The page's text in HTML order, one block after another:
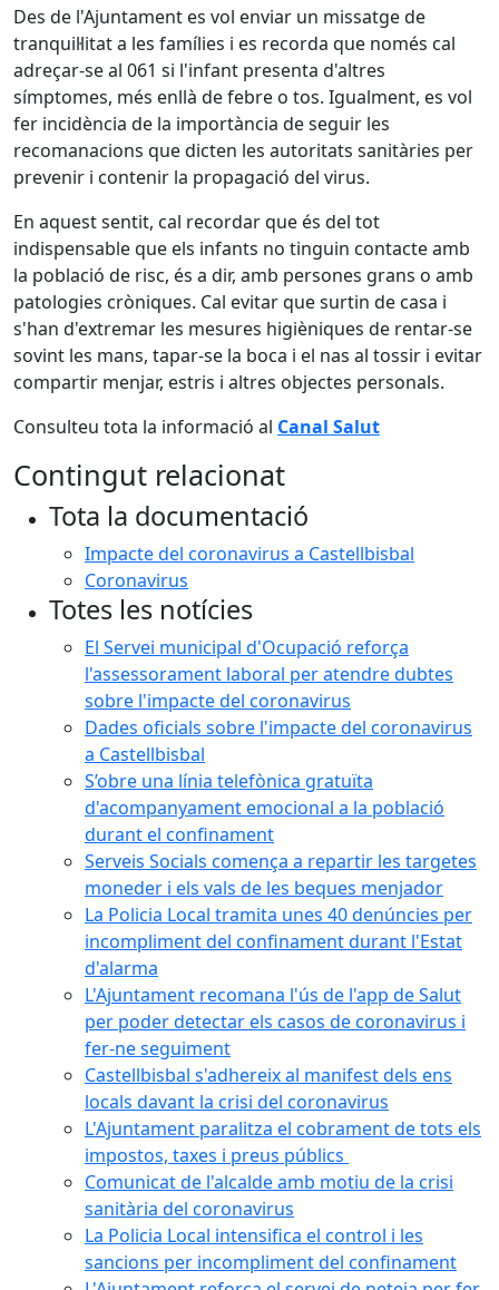
Des de l'Ajuntament es vol enviar un missatge de
tranquil·litat a les famílies i es recorda que només cal
adreçar-se al 061 si l'infant presenta d'altres
símptomes, més enllà de febre o tos. Igualment, es vol
fer incidència de la importància de seguir les
recomanacions que dicten les autoritats sanitàries per
prevenir i contenir la propagació del virus.
En aquest sentit, cal recordar que és del tot
indispensable que els infants no tinguin contacte amb
la població de risc, és a dir, amb persones grans o amb
patologies cròniques. Cal evitar que surtin de casa i
s'han d'extremar les mesures higièniques de rentar-se
sovint les mans, tapar-se la boca i el nas al tossir i evitar
compartir menjar, estris i altres objectes personals.
Consulteu tota la informació al Canal Salut
Contingut relacionat
Tota la documentació
Impacte del coronavirus a Castellbisbal
Coronavirus
Totes les notícies
El Servei municipal d'Ocupació reforça
l'assessorament laboral per atendre dubtes
sobre l'impacte del coronavirus
Dades oficials sobre l'impacte del coronavirus
a Castellbisbal
S’obre una línia telefònica gratuïta
d'acompanyament emocional a la població
durant el confinament
Serveis Socials comença a repartir les targetes
moneder i els vals de les beques menjador
La Policia Local tramita unes 40 denúncies per
incompliment del confinament durant l'Estat
d'alarma
L'Ajuntament recomana l'ús de l'app de Salut
per poder detectar els casos de coronavirus i
fer-ne seguiment
Castellbisbal s'adhereix al manifest dels ens
locals davant la crisi del coronavirus
L'Ajuntament paralitza el cobrament de tots els
impostos, taxes i preus públics
Comunicat de l'alcalde amb motiu de la crisi
sanitària del coronavirus
La Policia Local intensifica el control i les
sancions per incompliment del confinament